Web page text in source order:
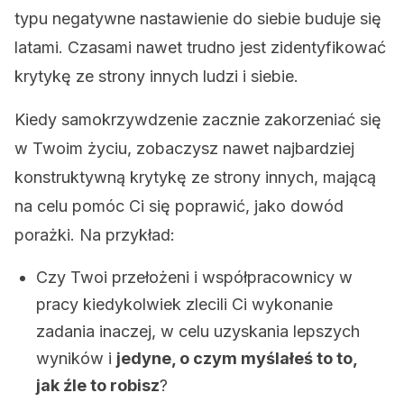
typu negatywne nastawienie do siebie buduje się
latami. Czasami nawet trudno jest zidentyfikować
krytykę ze strony innych ludzi i siebie.
Kiedy samokrzywdzenie zacznie zakorzeniać się
w Twoim życiu, zobaczysz nawet najbardziej
konstruktywną krytykę ze strony innych, mającą
na celu pomóc Ci się poprawić, jako dowód
porażki. Na przykład:
Czy Twoi przełożeni i współpracownicy w
pracy kiedykolwiek zlecili Ci wykonanie
zadania inaczej, w celu uzyskania lepszych
wyników i jedyne, o czym myślałeś to to,
jak źle to robisz?